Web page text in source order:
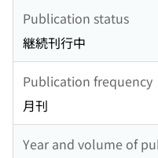
Publication status
継続刊行中
Publication frequency
月刊
Year and volume of